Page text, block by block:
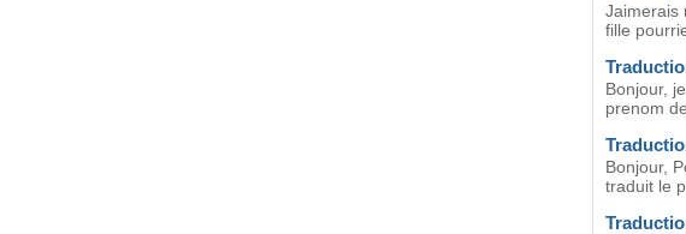
Jaimerais
fille
Bonjour,
prenom
Bonjour,
traduit le